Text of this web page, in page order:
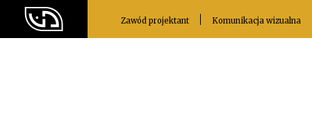
Zawód projektant Komunikacja wizualna